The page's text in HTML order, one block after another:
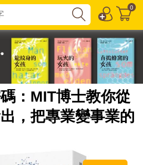
0
：MIT博士教你從
，把專業變事業的